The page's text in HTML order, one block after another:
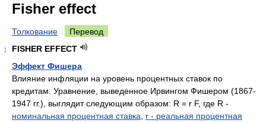
Fisher effect
Толкование Перевод
1
FISHER EFFECT
Эффект Фишера
Влияние инфляции на уровень процентных ставок по
кредитам. Уравнение, выведенное Ирвингом Фишером (1867-
1947 гг.), выглядит следующим образом: R = r F, где R -
номинальная процентная ставка
r - реальная процентная